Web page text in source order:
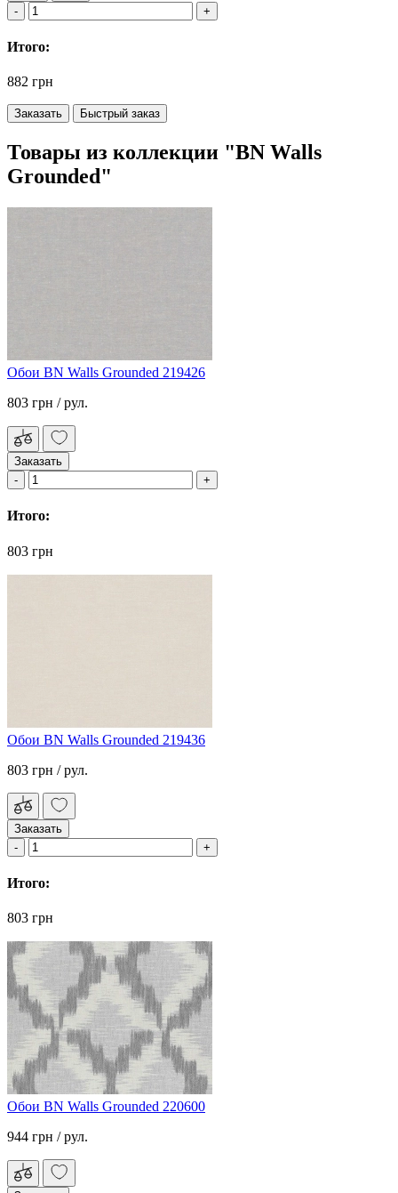
Итого:
882 грн
Заказать Быстрый заказ
Товары из коллекции "BN Walls
Grounded"
Обои BN Walls Grounded 219426
803 грн / рул.
Заказать
Итого:
803 грн
Обои BN Walls Grounded 219436
803 грн / рул.
Заказать
Итого:
803 грн
Обои BN Walls Grounded 220600
944 грн / рул.